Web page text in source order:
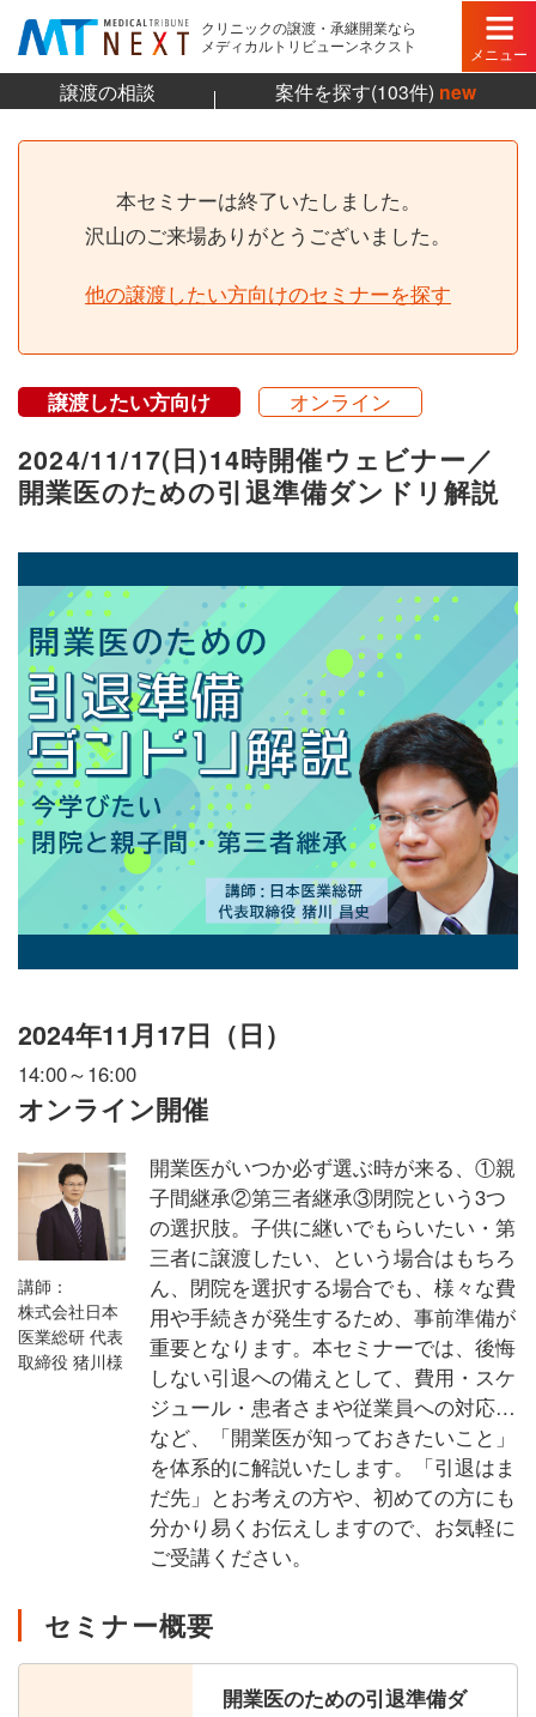
クリニックの譲渡・承継開業なら
メディカルトリビューンネクスト
メニュー
譲渡の相談 案件を探す(103件) new
本セミナーは終了いたしました。
沢山のご来場ありがとうございました。
他の譲渡したい方向けのセミナーを探す
譲渡したい方向け オンライン
2024/11/17(日)14時開催ウェビナー／
開業医のための引退準備ダンドリ解説
2024年11月17日（日）
14:00～16:00
オンライン開催
講師：
株式会社日本
医業総研 代表
取締役 猪川様
開業医がいつか必ず選ぶ時が来る、①親
子間継承②第三者継承③閉院という3つ
の選択肢。子供に継いでもらいたい・第
三者に譲渡したい、という場合はもちろ
ん、閉院を選択する場合でも、様々な費
用や手続きが発生するため、事前準備が
重要となります。本セミナーでは、後悔
しない引退への備えとして、費用・スケ
ジュール・患者さまや従業員への対応…
など、「開業医が知っておきたいこと」
を体系的に解説いたします。「引退はま
だ先」とお考えの方や、初めての方にも
分かり易くお伝えしますので、お気軽に
ご受講ください。
セミナー概要
開業医のための引退準備ダ